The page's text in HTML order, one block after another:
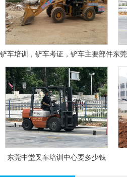
铲车培训，铲车考证，铲车主要部件东
东莞中堂叉车培训中心要多少钱